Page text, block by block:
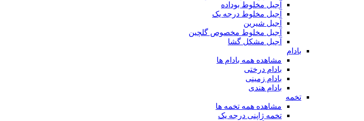
آجیل مخلوط بوداده
آجیل مخلوط درجه یک
آجیل شیرین
آجیل مخلوط مخصوص گلچین
آجیل مشکل گشا
بادام
مشاهده همه بادام ها
بادام درختی
بادام زمینی
بادام هندی
تخمه
مشاهده همه تخمه ها
تخمه ژاپنی درجه یک